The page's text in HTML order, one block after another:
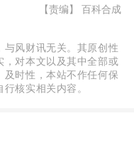
【责编】 百科合成
与风财讯无关。其原创性
，对本文以及其中全部或
时性，本站不作任何保
核实相关内容。